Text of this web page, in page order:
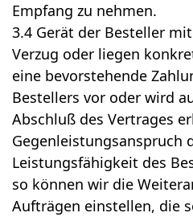
Empfang zu nehmen.
3.4 Gerät der Besteller
Verzug oder liegen
eine bevorstehende
Bestellers vor oder wird
Abschluß des Vertrages
Gegenleistungsanspruch
Leistungsfähigkeit des
so können wir die
Aufträgen einstellen, die